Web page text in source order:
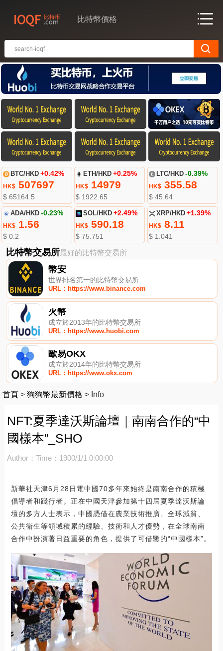
比特幣價格
BTC/HKD +0.42%
HK$507697
$ 65164.5
ETH/HKD +0.25%
HK$ 14979
$ 1922.65
LTC/HKD -0.39%
HK$355.58
$ 45.64
ADA/HKD -0.23%
HK$1.56
$ 0.2
SOL/HKD +2.49%
HK$ 590.18
$ 75.751
XRP/HKD +1.39%
HK$8.11
$ 1.041
比特幣交易所最好的比特幣交易所
幣安
世界排名第一的比特幣交易所
URL：https://www.binance.com
火幣
成立於2013年的比特幣交易所
URL：https://www.huobi.com
歐易OKX
成立於2014年的比特幣交易所
URL：https://www.okx.com
首頁 > 狗狗幣最新價格 > Info
NFT:夏季達沃斯論壇｜南南合作的“中
國樣本”_SHO
Author： Time：1900/1/1 0:00:00
新華社天津6月28日電中國70多年來始終是南南合作的積極
倡導者和踐行者。正在中國天津參加第十四屆夏季達沃斯論
壇的多方人士表示，中國憑借在農業技術推廣、全球減貧、
公共衛生等領域積累的經驗、技術和人才優勢，在全球南南
合作中扮演著日益重要的角色，提供了可借鑒的“中國樣本”。